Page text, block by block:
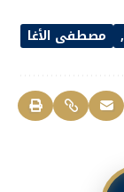
مصطفى الأغا